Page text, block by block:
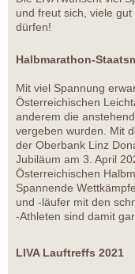
und freut sich, viele
dürfen!
Halbmarathon-
Mit viel Spannung
Österreichischen
anderem die
vergeben wurden. Mit
der Oberbank Linz
Jubiläum am 3. April
Österreichischen
Spannende
und -läufer mit den
-Athleten sind damit
LIVA Lauftreffs 2021